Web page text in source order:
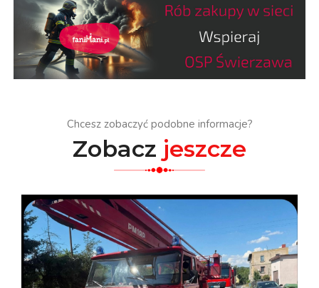
Chcesz zobaczyć podobne informacje?
Zobacz jeszcze